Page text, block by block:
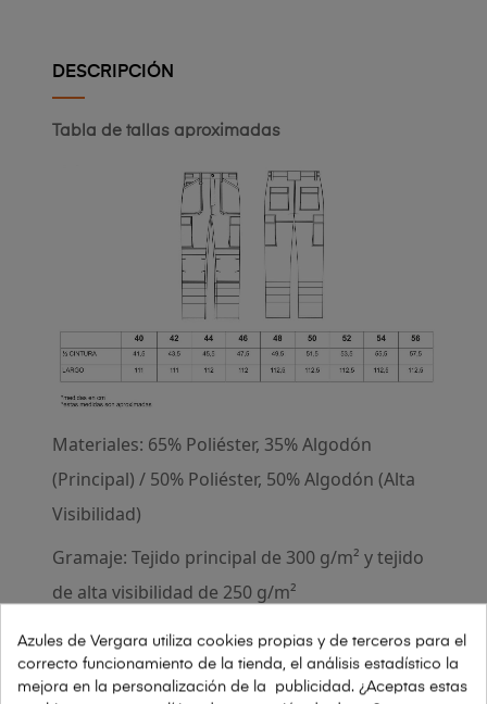
DESCRIPCIÓN
Tabla de tallas aproximadas
Materiales: 65% Poliéster, 35% Algodón
(Principal) / 50% Poliéster, 50% Algodón (Alta
Visibilidad)
Gramaje: Tejido principal de 300 g/m² y tejido
de alta visibilidad de 250 g/m²
Normativa: EN ISO 17353
Características principales:
Azules de Vergara utiliza cookies propias y de terceros para el
correcto funcionamiento de la tienda, el análisis estadístico la
mejora en la personalización de la publicidad. ¿Aceptas estas